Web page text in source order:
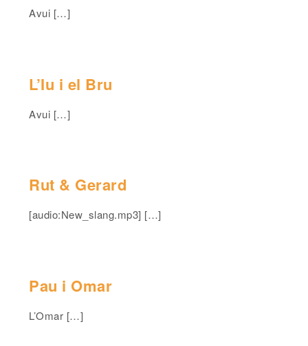
Avui […]
L’Iu i el Bru
Avui […]
Rut & Gerard
[audio:New_slang.mp3] […]
Pau i Omar
L’Omar […]